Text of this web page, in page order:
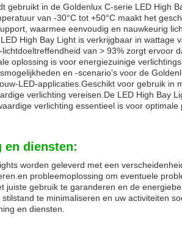
gebruikt in de Goldenlux C-serie LED High
van -30°C tot +50°C maakt het
waarmee eenvoudig en nauwkeurig
High Bay Light is verkrijgbaar in
van > 93% zorgt ervoor
oplossing is voor energiezuinige
en -scenario's voor de
LED-applicaties.Geschikt voor gebruik
verlichting vereisen.De LED High Bay
verlichting essentieel is voor optimale
en diensten:
worden geleverd met een
probleemoplossing om eventuele
juiste gebruik te garanderen en de
te minimaliseren en uw activiteiten
en diensten.